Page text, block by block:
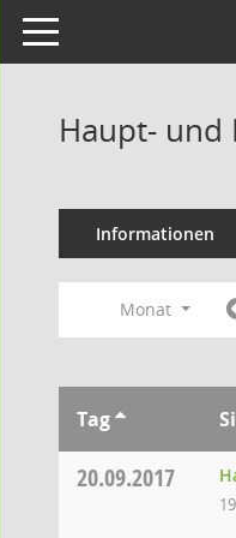
Toggle navigation
Haupt- und
Informationen
Monat
Tag
20.09.2017